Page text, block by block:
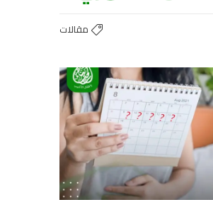
مقالات